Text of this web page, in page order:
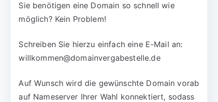
Sie benötigen eine Domain so schnell wie
möglich? Kein Problem!
Schreiben Sie hierzu einfach eine E-Mail an:
willkommen@domainvergabestelle.de
Auf Wunsch wird die gewünschte Domain vorab
auf Nameserver Ihrer Wahl konnektiert, sodass